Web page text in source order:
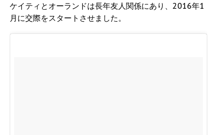
ケイティとオーランドは長年友人関係にあり、2016年1
月に交際をスタートさせました。